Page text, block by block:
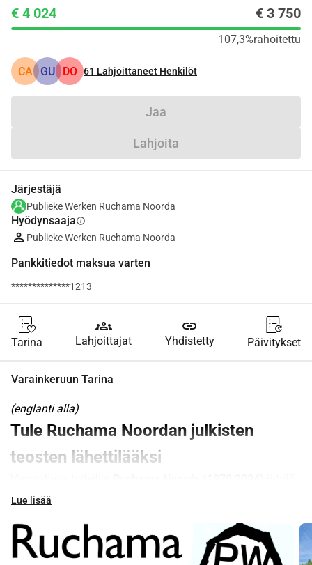
€ 4 024 € 3 750
107,3%rahoitettu
CA GU DO 61 Lahjoittaneet Henkilöt
Jaa
Lahjoita
Järjestäjä
Publieke Werken Ruchama Noorda
Hyödynsaajainfo
Publieke Werken Ruchama Noorda
Pankkitiedot maksua varten
**************1213
Tarina
groups
Lahjoittajat
link
Yhdistetty Päivitykset
Varainkeruun Tarina
(englanti alla)
Tule Ruchama Noordan julkisten
teosten lähettilääksi
jälkeensä laajan teoskokonaisuuden, josta valikoima on
(2022, Jap Sam Books). Osa hänen teoksistaan sijaitsee
(puoli-)julkisissa tiloissa Amsterdamissa ja sen
Lue lisää